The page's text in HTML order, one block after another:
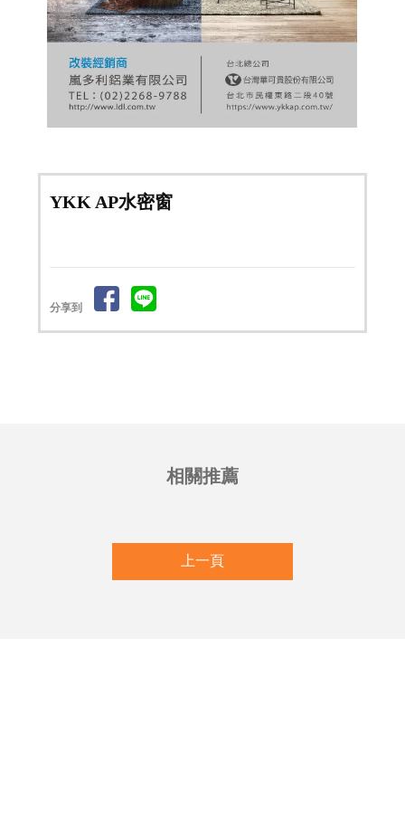
YKK AP水密窗
分享到
上一頁